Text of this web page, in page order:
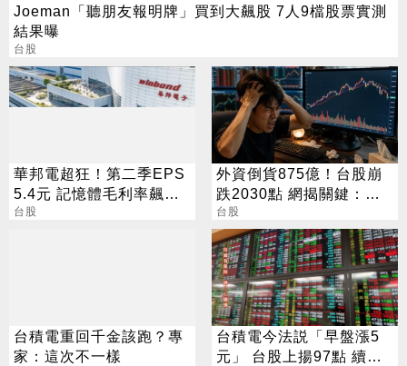
Joeman「聽朋友報明牌」買到大飆股 7人9檔股票實測
結果曝
台股
華邦電超狂！第二季EPS
5.4元 記憶體毛利率飆至
70.3%
台股
外資倒貨875億！台股崩
跌2030點 網揭關鍵：沒
人接
台股
台積電重回千金該跑？專
家：這次不一樣
台積電今法説「早盤漲5
元」 台股上揚97點 續創